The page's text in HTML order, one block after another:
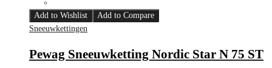
Add to Wishlist
Add to Compare
Sneeuwkettingen
Pewag Sneeuwketting Nordic Star N 75 ST